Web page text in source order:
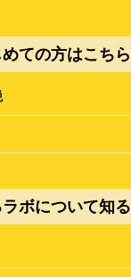
ての方はこちら
ボについて知る